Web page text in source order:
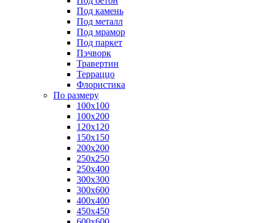
Под камень
Под металл
Под мрамор
Под паркет
Пэчворк
Травертин
Терраццо
Флористика
По размеру
100х100
100х200
120х120
150х150
200х200
250х250
250х400
300х300
300х600
400х400
450х450